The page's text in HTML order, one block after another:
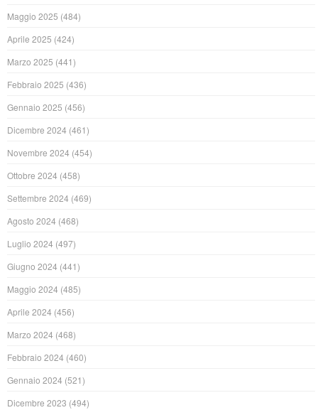
Maggio 2025 (484)
Aprile 2025 (424)
Marzo 2025 (441)
Febbraio 2025 (436)
Gennaio 2025 (456)
Dicembre 2024 (461)
Novembre 2024 (454)
Ottobre 2024 (458)
Settembre 2024 (469)
Agosto 2024 (468)
Luglio 2024 (497)
Giugno 2024 (441)
Maggio 2024 (485)
Aprile 2024 (456)
Marzo 2024 (468)
Febbraio 2024 (460)
Gennaio 2024 (521)
Dicembre 2023 (494)